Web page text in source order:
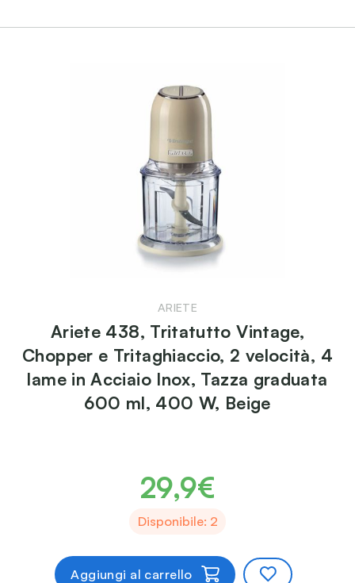
ARIETE
Ariete 438, Tritatutto Vintage,
Chopper e Tritaghiaccio, 2 velocità, 4
lame in Acciaio Inox, Tazza graduata
600 ml, 400 W, Beige
29,9€
Disponibile: 2
Aggiungi al carrello